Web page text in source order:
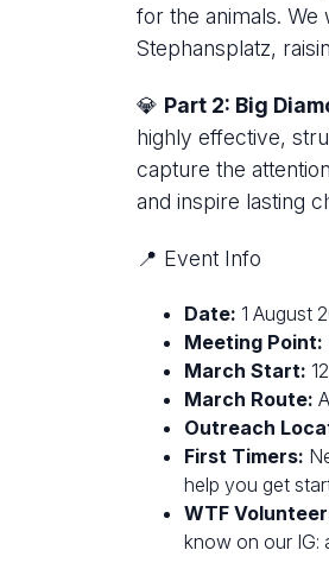
for the animals.
Stephansplatz,
💎 Part 2: Big
highly effective,
capture the
and inspire lasting
📍 Event Info
Date: 1 August
Meeting Point:
March Start:
March Route:
Outreach
First Timers:
help you get
WTF
know on our IG: